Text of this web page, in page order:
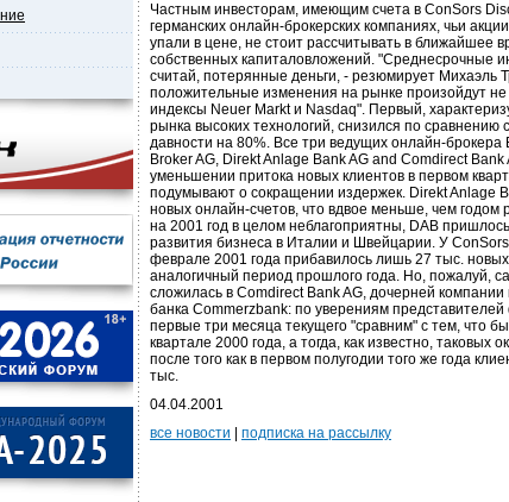
Частным инвесторам, имеющим счета в ConSors
германских онлайн-брокерских компаниях, чьи
упали в цене, не стоит рассчитывать в ближайшее
собственных капиталовложений. "Среднесрочные
считай, потерянные деньги, - резюмирует Михаэль
положительные изменения на рынке произойдут
индексы Neuer Markt и Nasdaq". Первый,
рынка высоких технологий, снизился по сравнению
давности на 80%. Все три ведущих онлайн-
Broker AG, Direkt Anlage Bank AG and Comdirect Bank
уменьшении притока новых клиентов в первом
подумывают о сокращении издержек. Direkt Anlage
новых онлайн-счетов, что вдвое меньше, чем годом
на 2001 год в целом неблагоприятны, DAB
развития бизнеса в Италии и Швейцарии. У
феврале 2001 года прибавилось лишь 27 тыс.
аналогичный период прошлого года. Но, пожалуй,
сложилась в Comdirect Bank AG, дочерней компании
банка Commerzbank: по уверениям
первые три месяца текущего "сравним" с тем, что
квартале 2000 года, а тогда, как известно, таковых
после того как в первом полугодии того же года
тыс.
04.04.2001
все новости
подписка на рассылку